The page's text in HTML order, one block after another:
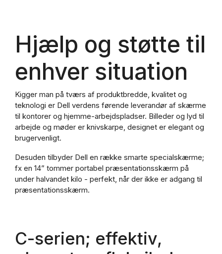
Hjælp og støtte til
enhver situation
Kigger man på tværs af produktbredde, kvalitet og
teknologi er Dell verdens førende leverandør af skærme
til kontorer og hjemme-arbejdspladser. Billeder og lyd til
arbejde og møder er knivskarpe, designet er elegant og
brugervenligt.
Desuden tilbyder Dell en række smarte specialskærme;
fx en 14” tommer portabel præsentationsskærm på
under halvandet kilo - perfekt, når der ikke er adgang til
præsentationsskærm.
C-serien; effektiv,